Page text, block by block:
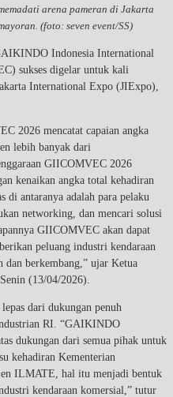
arena pameran di Jakarta
(foto: seven event/SS)
Indonesia International
sukses digelar untuk kali
International Expo (JIExpo),
2026 mencatat capaian angka
lebih banyak dari
GIICOMVEC 2026
kenaikan angka total kehadiran
di antaranya adalah para pelaku
networking, dan mencari solusi
GIICOMVEC akan dapat
peluang industri kendaraan
dan berkembang,” ujar Ketua
(13/04/2026).
dari dukungan penuh
RI. “GAIKINDO
dukungan dari semua pihak untuk
kehadiran Kementerian
ILMATE, hal itu menjadi bentuk
kendaraan komersial,” tutur